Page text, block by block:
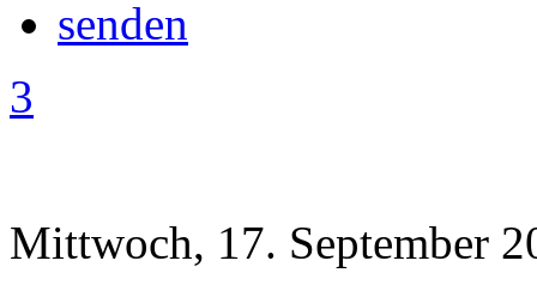
3
Mittwoch, 17. September